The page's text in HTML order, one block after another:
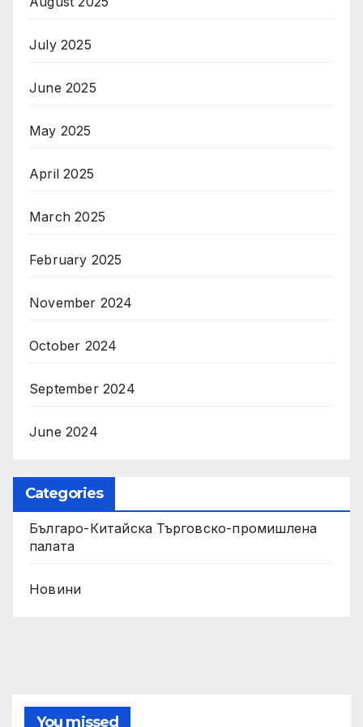
July 2025
June 2025
May 2025
April 2025
March 2025
February 2025
November 2024
October 2024
September 2024
June 2024
Categories
Българо-Китайска Търговско-промишлена
палaта
Новини
You missed